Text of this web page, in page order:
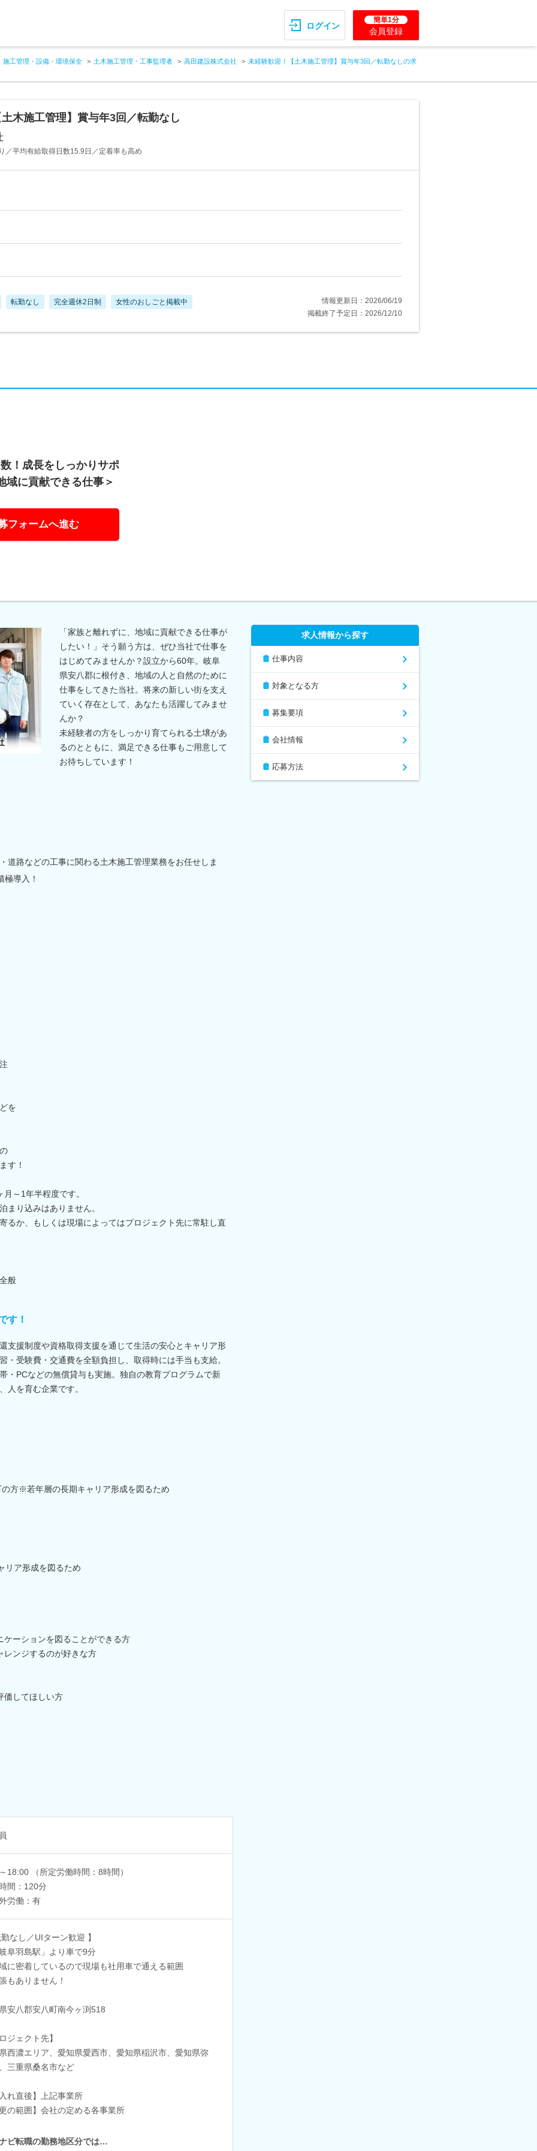
ログイン
簡単1分
会員登録
施工管理・設備・環境保全 土木施工管理・工事監理者 高田建設株式会社 未経験歓迎！【土木施工管理】賞与年3回／転勤なしの求
木施工管理】賞与年3回／転勤なし
／平均有給取得日数15.9日／定着率も高め
転勤なし 完全週休2日制 女性のおしごと掲載中
情報更新日：2026/06/19
掲載終了予定日：2026/12/10
！成長をしっかりサポ
域に貢献できる仕事＞
フォームへ進む
「家族と離れずに、地域に貢献できる仕事が
したい！」そう願う方は、ぜひ当社で仕事を
はじめてみませんか？設立から60年。岐阜
県安八郡に根付き、地域の人と自然のために
仕事をしてきた当社。将来の新しい街を支え
ていく存在として、あなたも活躍してみませ
んか？
未経験者の方をしっかり育てられる土壌があ
るのとともに、満足できる仕事もご用意して
お待ちしています！
道路などの工事に関わる土木施工管理業務をお任せしま
導入！
を
す！
～1年半程度です。
り込みはありません。
るか、もしくは現場によってはプロジェクト先に常駐し直
般
す！
支援制度や資格取得支援を通じて生活の安心とキャリア形
・受験費・交通費を全額負担し、取得時には手当も支給。
・PCなどの無償貸与も実施。独自の教育プログラムで新
人を育む企業です。
方※若年層の長期キャリア形成を図るため
リア形成を図るため
ーションを図ることができる方
レンジするのが好きな方
価してほしい方
18:00 （所定労働時間：8時間）
間：120分
労働：有
なし／UIターン歓迎 】
阜羽島駅」より車で9分
に密着しているので現場も社用車で通える範囲
ありません！
安八郡安八町南今ヶ渕518
ジェクト先】
西濃エリア、愛知県愛西市、愛知県稲沢市、愛知県弥
三重県桑名市など
れ直後】上記事業所
の範囲】会社の定める各事業所
ビ転職の勤務地区分では…
求人情報から探す
仕事内容
対象となる方
募集要項
会社情報
応募方法